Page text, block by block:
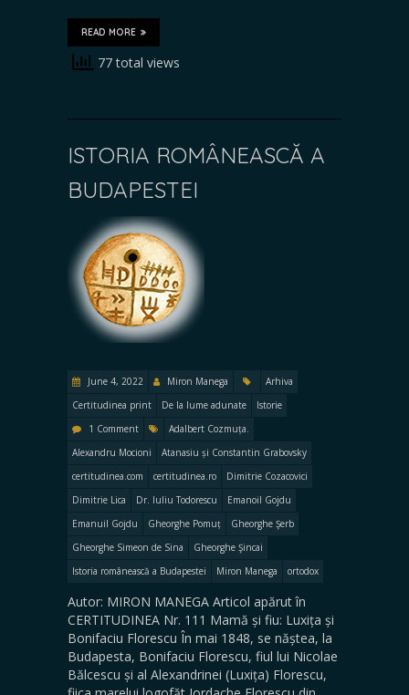
READ MORE
77 total views
ISTORIA ROMÂNEASCĂ A
BUDAPESTEI
June 4, 2022 Miron Manega
Arhiva
Certitudinea print
De la lume adunate
Istorie
1 Comment
Adalbert Cozmuța.
Alexandru Mocioni
Atanasiu și Constantin Grabovsky
certitudinea.com
certitudinea.ro
Dimitrie Cozacovici
Dimitrie Lica
Dr. Iuliu Todorescu
Emanoil Gojdu
Emanuil Gojdu
Gheorghe Pomuț
Gheorghe Şerb
Gheorghe Simeon de Sina
Gheorghe Şincai
Istoria românească a Budapestei
Miron Manega ortodox
Autor: MIRON MANEGA Articol apărut în
CERTITUDINEA Nr. 111 Mamă și fiu: Luxița și
Bonifaciu Florescu În mai 1848, se năștea, la
Budapesta, Bonifaciu Florescu, fiul lui Nicolae
Bălcescu și al Alexandrinei (Luxița) Florescu,